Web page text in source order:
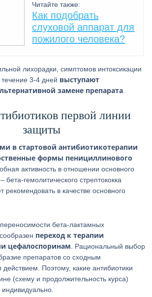
Читайте также:
Как подобрать
слуховой аппарат для
пожилого человека?
лихорадки, симптомов интоксикации
3-4 дней выступают
замене препарата
первой линии
защиты
в стартовой антибиотикотерапии
формы пенициллинового
активность в отношении основного
бета-гемолитического стрептококка
рекомендовать в качестве основного
бета-лактамных
переход к терапии
цефалоспоринам . Рациональный выбор
препаратов со сходным
Поэтому, какие антибиотики
(схему и продолжительность курса)